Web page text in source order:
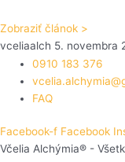
Zobraziť článok >
vceliaalch 5. novembra
0910 183 376
FAQ
Facebook-f Facebook
Včelia Alchýmia® -